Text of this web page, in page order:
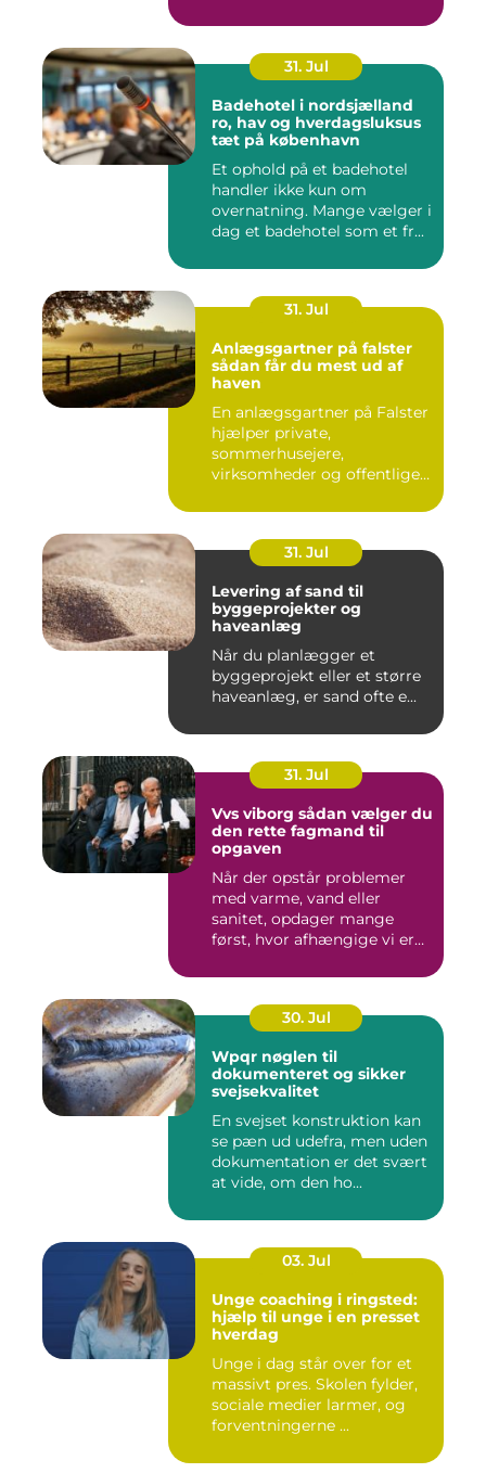
31. Jul
Badehotel i nordsjælland
ro, hav og hverdagsluksus
tæt på københavn
Et ophold på et badehotel
handler ikke kun om
overnatning. Mange vælger i
dag et badehotel som et fr...
31. Jul
Anlægsgartner på falster
sådan får du mest ud af
haven
En anlægsgartner på Falster
hjælper private,
sommerhusejere,
virksomheder og offentlige
31. Jul
Levering af sand til
byggeprojekter og
haveanlæg
Når du planlægger et
byggeprojekt eller et større
haveanlæg, er sand ofte e...
31. Jul
Vvs viborg sådan vælger du
den rette fagmand til
opgaven
Når der opstår problemer
med varme, vand eller
sanitet, opdager mange
først, hvor afhængige vi er
30. Jul
Wpqr nøglen til
dokumenteret og sikker
svejsekvalitet
En svejset konstruktion kan
se pæn ud udefra, men uden
dokumentation er det svært
at vide, om den ho...
03. Jul
Unge coaching i ringsted:
hjælp til unge i en presset
hverdag
Unge i dag står over for et
massivt pres. Skolen fylder,
sociale medier larmer, og
forventningerne ...